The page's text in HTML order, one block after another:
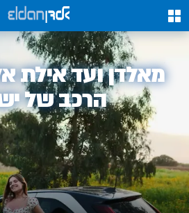
0
אלדן
מאלדן ועד אילת
הרכב של